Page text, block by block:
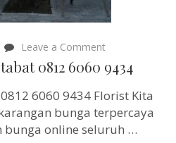
Leave a Commenton
Bunga
0812
9434
0812 6060 9434
6060 9434 Florist Kita
bunga terpercaya
bunga online seluruh …